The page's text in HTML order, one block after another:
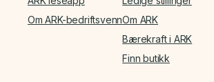
Om ARK-bedriftsvennOm ARK
Bærekraft i ARK
Finn butikk